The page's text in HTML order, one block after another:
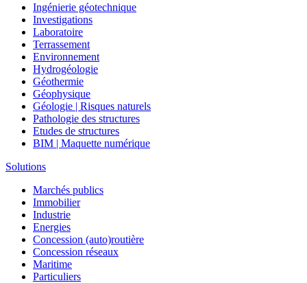
Ingénierie géotechnique
Investigations
Laboratoire
Terrassement
Environnement
Hydrogéologie
Géothermie
Géophysique
Géologie | Risques naturels
Pathologie des structures
Etudes de structures
BIM | Maquette numérique
Solutions
Marchés publics
Immobilier
Industrie
Energies
Concession (auto)routière
Concession réseaux
Maritime
Particuliers